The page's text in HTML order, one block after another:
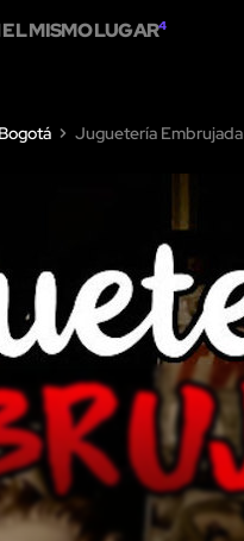
Juguetería Embrujada
EL MISMO LUGAR4